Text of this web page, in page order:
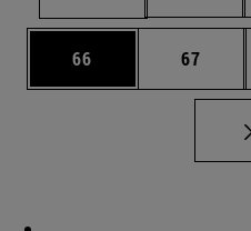
Página
66 Página
67